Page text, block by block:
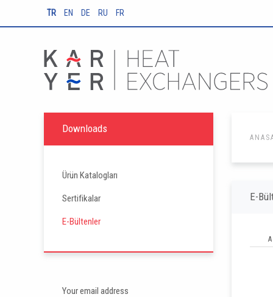
TR EN DE RU FR
E-
Downloads
Ürün Katalogları
Sertifikalar
E-Bültenler
Your email address